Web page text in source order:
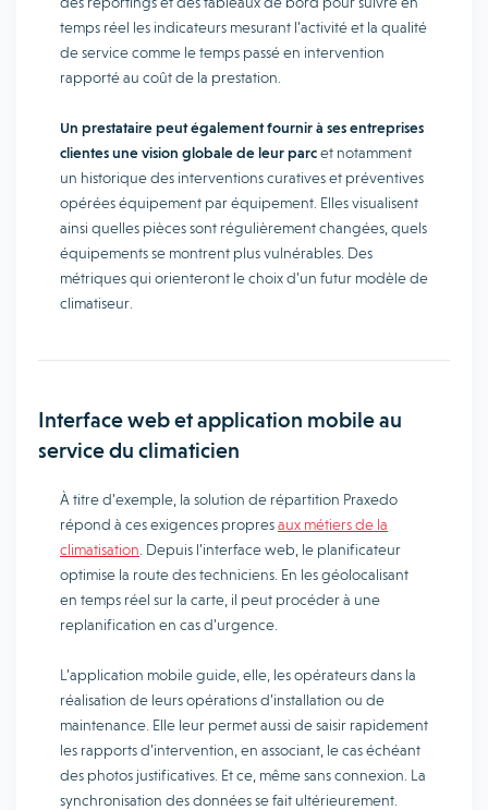
temps réel les indicateurs mesurant l’activité et la qualité
de service comme le temps passé en intervention
rapporté au coût de la prestation.
Un prestataire peut également fournir à ses entreprises
clientes une vision globale de leur parcet notamment
un historique des interventions curatives et préventives
opérées équipement par équipement. Elles visualisent
ainsi quelles pièces sont régulièrement changées, quels
équipements se montrent plus vulnérables. Des
métriques qui orienteront le choix d’un futur modèle de
climatiseur.
Interface web et application mobile au
service du climaticien
À titre d’exemple, la solution de répartition Praxedo
répond à ces exigences propresaux métiers de la
climatisation . Depuis l’interface web, le planificateur
optimise la route des techniciens. En les géolocalisant
en temps réel sur la carte, il peut procéder à une
replanification en cas d’urgence.
L’application mobile guide, elle, les opérateurs dans la
réalisation de leurs opérations d’installation ou de
maintenance. Elle leur permet aussi de saisir rapidement
les rapports d’intervention, en associant, le cas échéant
des photos justificatives. Et ce, même sans connexion. La
synchronisation des données se fait ultérieurement.